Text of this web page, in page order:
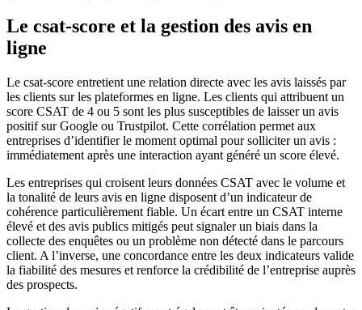
Le csat-score et la gestion des avis en
ligne
Le csat-score entretient une relation directe avec les avis laissés par
les clients sur les plateformes en ligne. Les clients qui attribuent un
score CSAT de 4 ou 5 sont les plus susceptibles de laisser un avis
positif sur Google ou Trustpilot. Cette corrélation permet aux
entreprises d’identifier le moment optimal pour solliciter un avis :
immédiatement après une interaction ayant généré un score élevé.
Les entreprises qui croisent leurs données CSAT avec le volume et
la tonalité de leurs avis en ligne disposent d’un indicateur de
cohérence particulièrement fiable. Un écart entre un CSAT interne
élevé et des avis publics mitigés peut signaler un biais dans la
collecte des enquêtes ou un problème non détecté dans le parcours
client. A l’inverse, une concordance entre les deux indicateurs valide
la fiabilité des mesures et renforce la crédibilité de l’entreprise auprès
des prospects.